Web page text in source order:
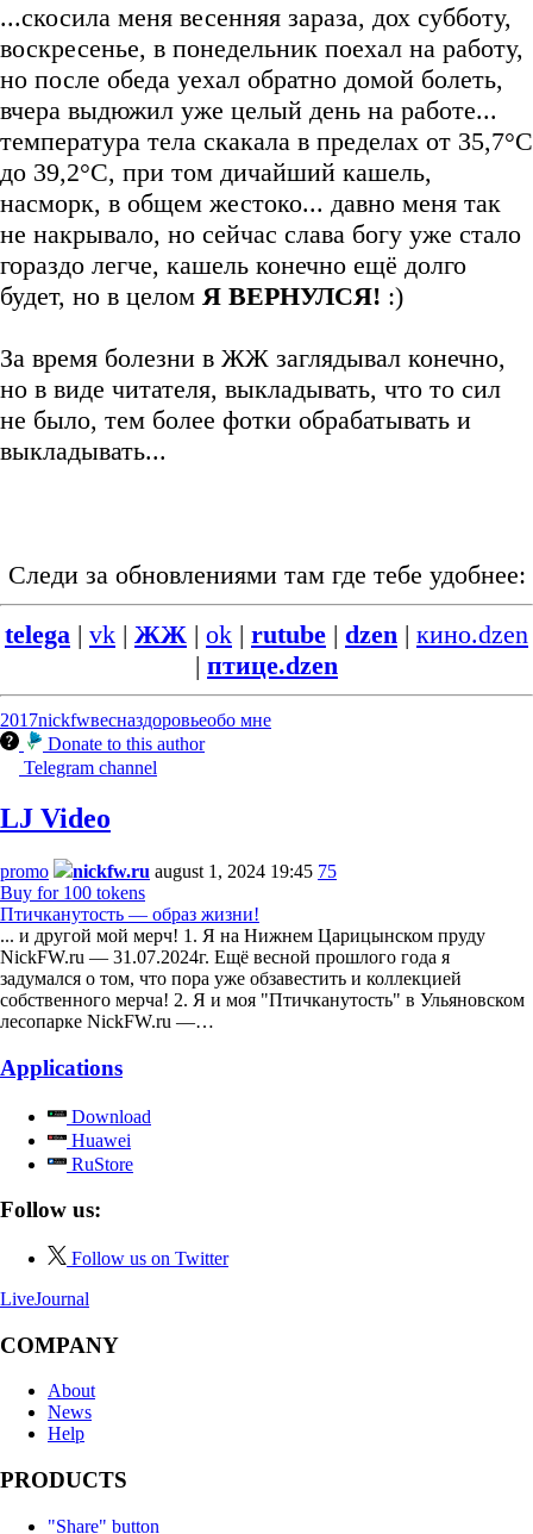
...скосила меня весенняя зараза, дох субботу,
воскресенье, в понедельник поехал на работу,
но после обеда уехал обратно домой болеть,
вчера выдюжил уже целый день на работе...
температура тела скакала в пределах от 35,7°С
до 39,2°С, при том дичайший кашель,
насморк, в общем жестоко... давно меня так
не накрывало, но сейчас слава богу уже стало
гораздо легче, кашель конечно ещё долго
будет, но в целом Я ВЕРНУЛСЯ! :)
За время болезни в ЖЖ заглядывал конечно,
но в виде читателя, выкладывать, что то сил
не было, тем более фотки обрабатывать и
выкладывать...
Следи за обновлениями там где тебе удобнее:
telega | vk | ЖЖ | ok | rutube | dzen | кино.dzen
| птице.dzen
2017nickfwвесназдоровьеобо мне
Donate to this author
Telegram channel
LJ Video
promo nickfw.ru august 1, 2024 19:45 75
Buy for 100 tokens
Птичканутость — образ жизни!
... и другой мой мерч! 1. Я на Нижнем Царицынском пруду
NickFW.ru — 31.07.2024г. Ещё весной прошлого года я
задумался о том, что пора уже обзавестить и коллекцией
собственного мерча! 2. Я и моя "Птичканутость" в Ульяновском
лесопарке NickFW.ru —…
Applications
Download
Huawei
RuStore
Follow us:
Follow us on Twitter
LiveJournal
COMPANY
About
News
Help
PRODUCTS
"Share" button